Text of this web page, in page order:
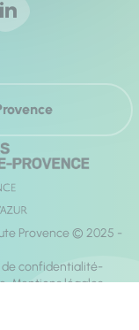
Provence © 2025 -
de confidentialité
Mentions légales